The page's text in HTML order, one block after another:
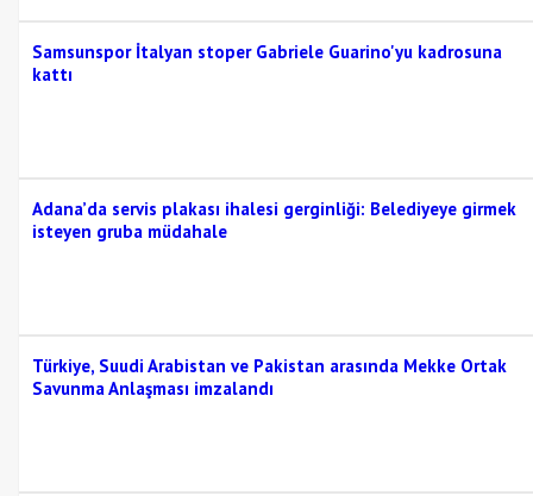
Samsunspor İtalyan stoper Gabriele Guarino'yu kadrosuna
kattı
Adana’da servis plakası ihalesi gerginliği: Belediyeye girmek
isteyen gruba müdahale
Türkiye, Suudi Arabistan ve Pakistan arasında Mekke Ortak
Savunma Anlaşması imzalandı